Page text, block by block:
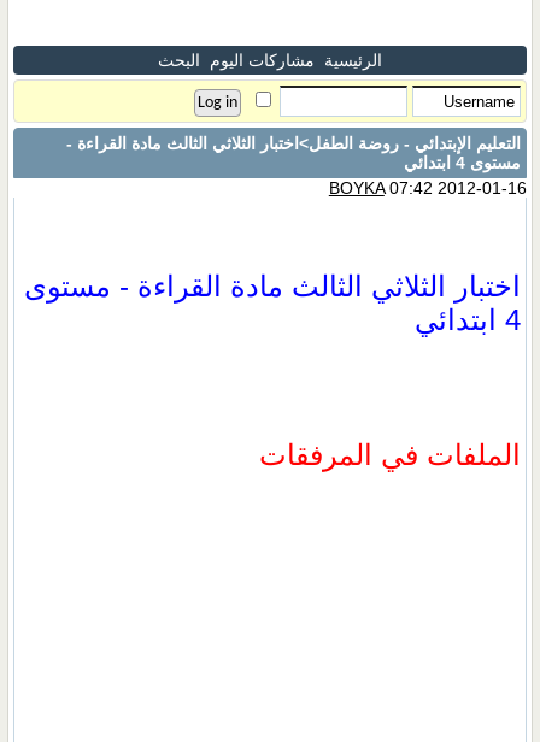
الرئيسية مشاركات اليوم البحث
التعليم الإبتدائي - روضة الطفل>اختبار الثلاثي الثالث مادة القراءة -
مستوى 4 ابتدائي
BOYKA07:42 2012-01-16
اختبار الثلاثي الثالث مادة القراءة - مستوى
4 ابتدائي
الملفات في المرفقات